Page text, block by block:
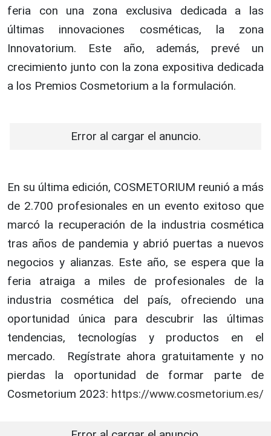
feria con una zona exclusiva dedicada a las
últimas innovaciones cosméticas, la zona
Innovatorium. Este año, además, prevé un
crecimiento junto con la zona expositiva dedicada
a los Premios Cosmetorium a la formulación.
Error al cargar el anuncio.
En su última edición, COSMETORIUM reunió a más
de 2.700 profesionales en un evento exitoso que
marcó la recuperación de la industria cosmética
tras años de pandemia y abrió puertas a nuevos
negocios y alianzas. Este año, se espera que la
feria atraiga a miles de profesionales de la
industria cosmética del país, ofreciendo una
oportunidad única para descubrir las últimas
tendencias, tecnologías y productos en el
mercado. Regístrate ahora gratuitamente y no
pierdas la oportunidad de formar parte de
Cosmetorium 2023: https://www.cosmetorium.es/